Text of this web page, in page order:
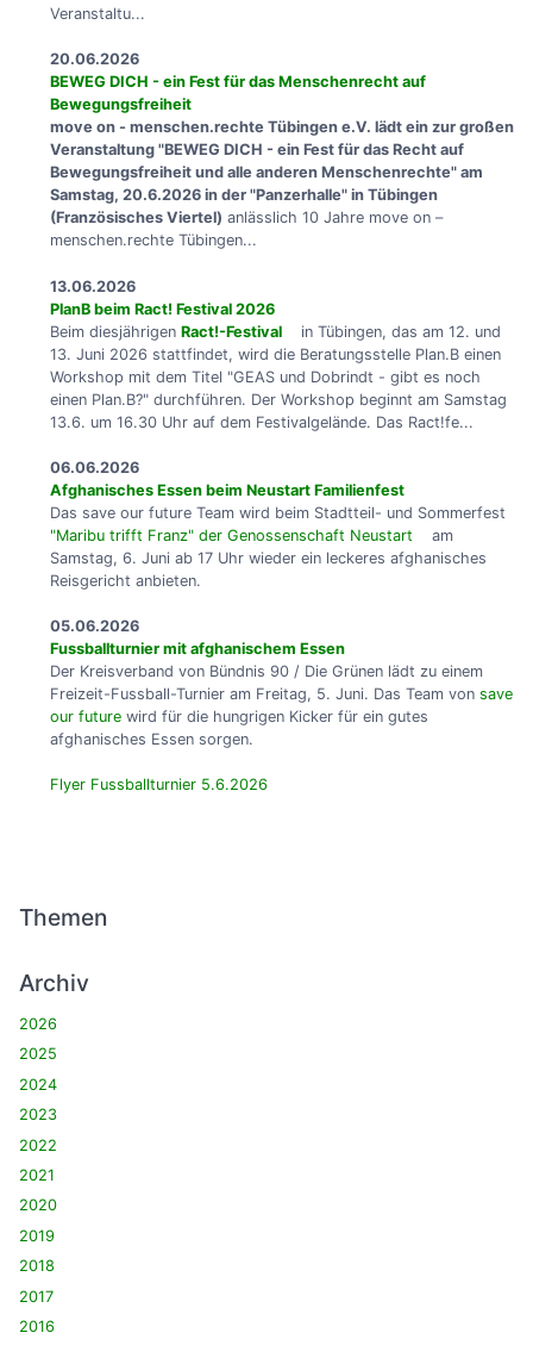
Veranstaltu...
20.06.2026
BEWEG DICH - ein Fest für das Menschenrecht auf
Bewegungsfreiheit
move on - menschen.rechte Tübingen e.V. lädt ein zur großen
Veranstaltung "BEWEG DICH - ein Fest für das Recht auf
Bewegungsfreiheit und alle anderen Menschenrechte" am
Samstag, 20.6.2026 in der "Panzerhalle" in Tübingen
(Französisches Viertel) anlässlich 10 Jahre move on –
menschen.rechte Tübingen...
13.06.2026
PlanB beim Ract! Festival 2026
Beim diesjährigen Ract!-Festival
in Tübingen, das am 12. und
13. Juni 2026 stattfindet, wird die Beratungsstelle Plan.B einen
Workshop mit dem Titel "GEAS und Dobrindt - gibt es noch
einen Plan.B?" durchführen. Der Workshop beginnt am Samstag
13.6. um 16.30 Uhr auf dem Festivalgelände. Das Ract!fe...
06.06.2026
Afghanisches Essen beim Neustart Familienfest
Das save our future Team wird beim Stadtteil- und Sommerfest
"Maribu trifft Franz" der Genossenschaft Neustart
am
Samstag, 6. Juni ab 17 Uhr wieder ein leckeres afghanisches
Reisgericht anbieten.
05.06.2026
Fussballturnier mit afghanischem Essen
Der Kreisverband von Bündnis 90 / Die Grünen lädt zu einem
Freizeit-Fussball-Turnier am Freitag, 5. Juni. Das Team von save
our futurewird für die hungrigen Kicker für ein gutes
afghanisches Essen sorgen.
Flyer Fussballturnier 5.6.2026
Themen
Archiv
2026
2025
2024
2023
2022
2021
2020
2019
2018
2017
2016